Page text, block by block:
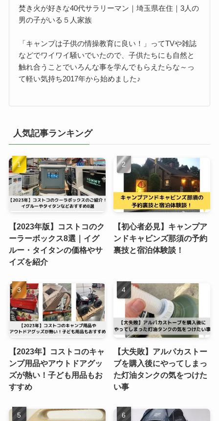
焚き火が好きな40代サラリーマン｜埼玉県在住｜3人の
男の子がいる５人家族
「キャンプは子供の情操教育に良い！」ってTVや雑誌
などでワイワイ騒いでいたので、子供たちにも自然と
触れ合うことでいろんな事を学んでもらえたらな～っ
て軽い気持ち2017年から始めました♪
人気記事ランキング
【2023年版】コストコのク
ーラーボックス8選｜イグ
ルー・タイタンの価格やサ
イズを紹介
【初心者必見】キャンプア
ンドキャビンズ那須の予約
裏技と宿泊体験談！
【2023年】コストコのキャ
ンプ用品やアウトドアグッ
ズが熱い！子ども用品もお
すすめ
【大失敗】アルパカストー
ブを購入後にやってしまっ
た灯油タンクの気をつけた
い事